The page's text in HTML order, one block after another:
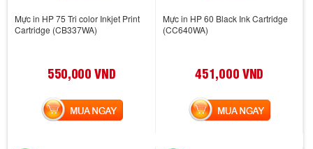
Mực in HP 75 Tri color Inkjet Print
Cartridge (CB337WA)
550,000 VND
MUA NGAY
Mực in HP 60 Black Ink Cartridge
(CC640WA)
451,000 VND
MUA NGAY